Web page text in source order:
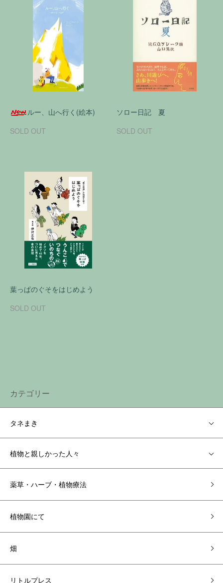
ルー、山へ行く(絵本)
SOLD OUT
ソロー日記 夏
SOLD OUT
葉っぱのぐそをはじめよう
SOLD OUT
カテゴリー
タネまき
植物と親しかった人々
薬草・ハーブ・植物療法
植物園にて
畑
リトルプレス